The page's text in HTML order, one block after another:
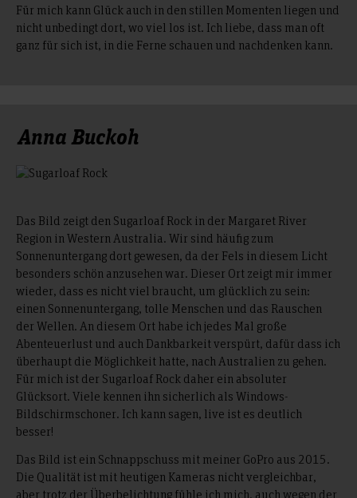
Für mich kann Glück auch in den stillen Momenten liegen und
nicht unbedingt dort, wo viel los ist. Ich liebe, dass man oft
ganz für sich ist, in die Ferne schauen und nachdenken kann.
Anna Buckoh
Das Bild zeigt den Sugarloaf Rock in der Margaret River
Region in Western Australia. Wir sind häufig zum
Sonnenuntergang dort gewesen, da der Fels in diesem Licht
besonders schön anzusehen war. Dieser Ort zeigt mir immer
wieder, dass es nicht viel braucht, um glücklich zu sein:
einen Sonnenuntergang, tolle Menschen und das Rauschen
der Wellen. An diesem Ort habe ich jedes Mal große
Abenteuerlust und auch Dankbarkeit verspürt, dafür dass ich
überhaupt die Möglichkeit hatte, nach Australien zu gehen.
Für mich ist der Sugarloaf Rock daher ein absoluter
Glücksort. Viele kennen ihn sicherlich als Windows-
Bildschirmschoner. Ich kann sagen, live ist es deutlich
besser!
Das Bild ist ein Schnappschuss mit meiner GoPro aus 2015.
Die Qualität ist mit heutigen Kameras nicht vergleichbar,
aber trotz der Überbelichtung fühle ich mich, auch wegen der